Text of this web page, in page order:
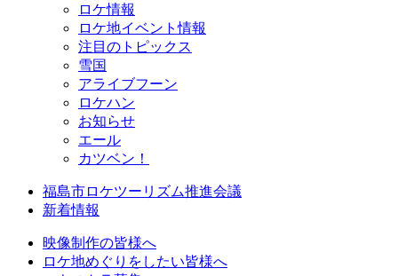
ロケ情報
ロケ地イベント情報
注目のトピックス
雪国
アライブフーン
ロケハン
お知らせ
エール
カツベン！
福島市ロケツーリズム推進会議
新着情報
映像制作の皆様へ
ロケ地めぐりをしたい皆様へ